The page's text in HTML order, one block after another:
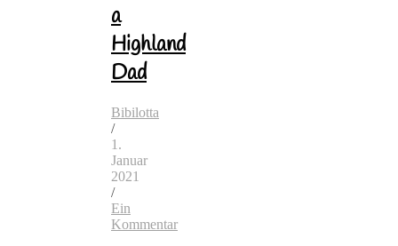
a
Highland
Dad
Bibilotta
/
1.
Januar
2021
/
Ein
Kommentar